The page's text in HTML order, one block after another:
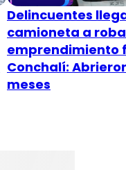
Delincuentes
camioneta a
emprendimiento
Conchalí:
meses